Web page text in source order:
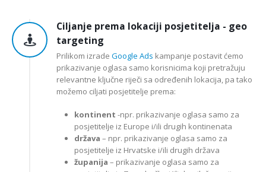
Ciljanje prema lokaciji posjetitelja - geo
targeting
Prilikom izrade Google Ads kampanje postavit ćemo
prikazivanje oglasa samo korisnicima koji pretražuju
relevantne ključne riječi sa određenih lokacija, pa tako
možemo ciljati posjetitelje prema:
kontinent -npr. prikazivanje oglasa samo za
posjetitelje iz Europe i/ili drugih kontinenata
država – npr. prikazivanje oglasa samo za
posjetitelje iz Hrvatske i/ili drugih država
županija – prikazivanje oglasa samo za